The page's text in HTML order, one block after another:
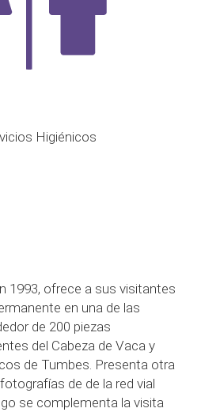
Higiénicos
1993, ofrece a sus visitantes
en una de las
de 200 piezas
del Cabeza de Vaca y
de Tumbes. Presenta otra
de de la red vial
se complementa la visita